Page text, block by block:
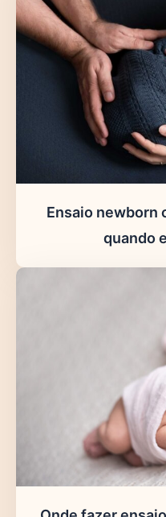
Ensaio newborn
quando